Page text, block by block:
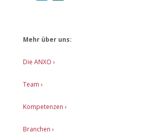
Mehr über uns:
Die ANXO ›
Team ›
Kompetenzen ›
Branchen ›